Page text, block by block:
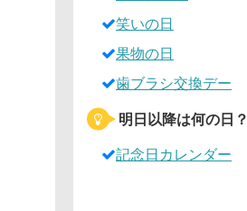
笑いの日
果物の日
歯ブラシ交換デー
明日以降は何の日？
記念日カレンダー